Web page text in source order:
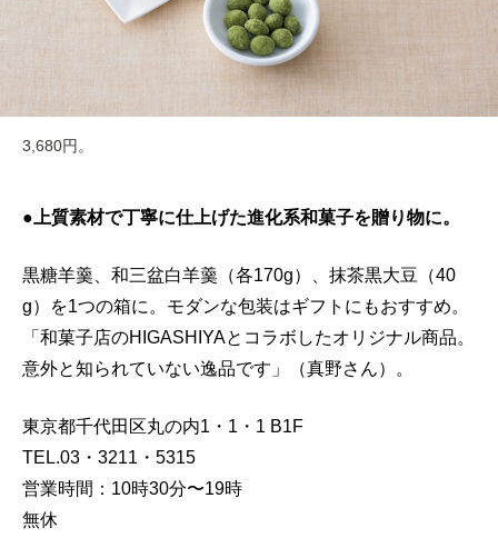
3,680円。
●上質素材で丁寧に仕上げた進化系和菓子を贈り物に。
黒糖羊羹、和三盆白羊羹（各170g）、抹茶黒大豆（40
g）を1つの箱に。モダンな包装はギフトにもおすすめ。
「和菓子店のHIGASHIYAとコラボしたオリジナル商品。
意外と知られていない逸品です」（真野さん）。
東京都千代田区丸の内1・1・1 B1F
TEL.03・3211・5315
営業時間：10時30分〜19時
無休